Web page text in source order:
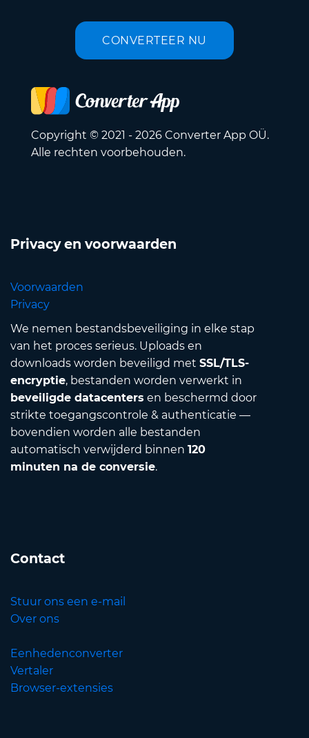
CONVERTEER NU
Copyright © 2021 - 2026 Converter App OÜ.
Alle rechten voorbehouden.
Privacy en voorwaarden
Voorwaarden
Privacy
We nemen bestandsbeveiliging in elke stap
van het proces serieus. Uploads en
downloads worden beveiligd met SSL/TLS-
encryptie, bestanden worden verwerkt in
beveiligde datacenters en beschermd door
strikte toegangscontrole & authenticatie —
bovendien worden alle bestanden
automatisch verwijderd binnen 120
minuten na de conversie.
Contact
Stuur ons een e-mail
Over ons
Eenhedenconverter
Vertaler
Browser-extensies